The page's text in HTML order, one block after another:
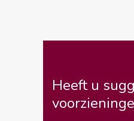
Heeft u